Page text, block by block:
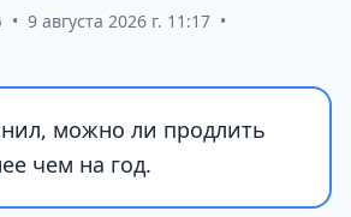
• 9 августа 2026 г. 11:17 •
можно ли продлить
чем на год.